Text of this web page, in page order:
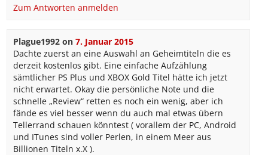
Zum Antworten anmelden
Plague1992on 7. Januar 2015
Dachte zuerst an eine Auswahl an Geheimtiteln die es
derzeit kostenlos gibt. Eine einfache Aufzählung
sämtlicher PS Plus und XBOX Gold Titel hätte ich jetzt
nicht erwartet. Okay die persönliche Note und die
schnelle „Review“ retten es noch ein wenig, aber ich
fände es viel besser wenn du auch mal etwas übern
Tellerrand schauen könntest ( vorallem der PC, Android
und ITunes sind voller Perlen, in einem Meer aus
Billionen Titeln x.X ).